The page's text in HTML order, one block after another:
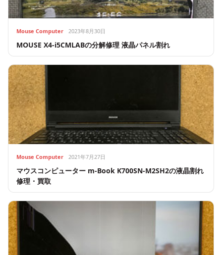
Mouse Computer 2023年8月30日
MOUSE X4-i5CMLABの分解修理 液晶パネル割れ
Mouse Computer 2021年7月27日
マウスコンピューター m-Book K700SN-M2SH2の液晶割れ
修理・買取